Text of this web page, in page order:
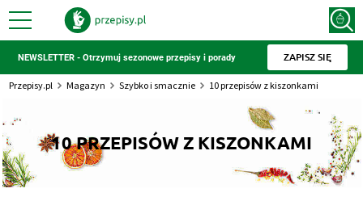
NEWSLETTER - Otrzymuj sezonowe przepisy i porady ZAPISZ SIĘ
Przepisy.pl Magazyn Szybko i smacznie 10 przepisów z kiszonkami
10 PRZEPISÓW Z KISZONKAMI